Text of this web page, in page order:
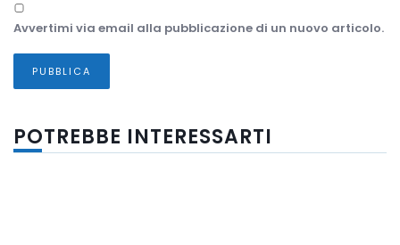
Avvertimi via email alla pubblicazione di un nuovo articolo.
POTREBBE INTERESSARTI